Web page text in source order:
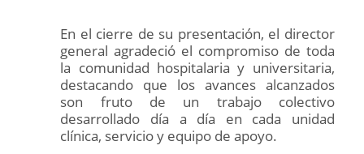
En el cierre de su presentación, el director
general agradeció el compromiso de toda
la comunidad hospitalaria y universitaria,
destacando que los avances alcanzados
son fruto de un trabajo colectivo
desarrollado día a día en cada unidad
clínica, servicio y equipo de apoyo.